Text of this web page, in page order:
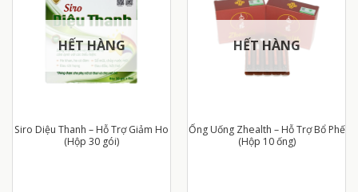
HẾT HÀNG
Siro Diệu Thanh – Hỗ Trợ Giảm Ho
(Hộp 30 gói)
HẾT HÀNG
Ống Uống Zhealth – Hỗ Trợ Bổ Phế
(Hộp 10 ống)